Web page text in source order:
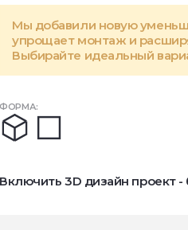
ФОРМА:
Мы добавили новую
упрощает монтаж и
Выбирайте идеальный
Включить 3D дизайн проект -